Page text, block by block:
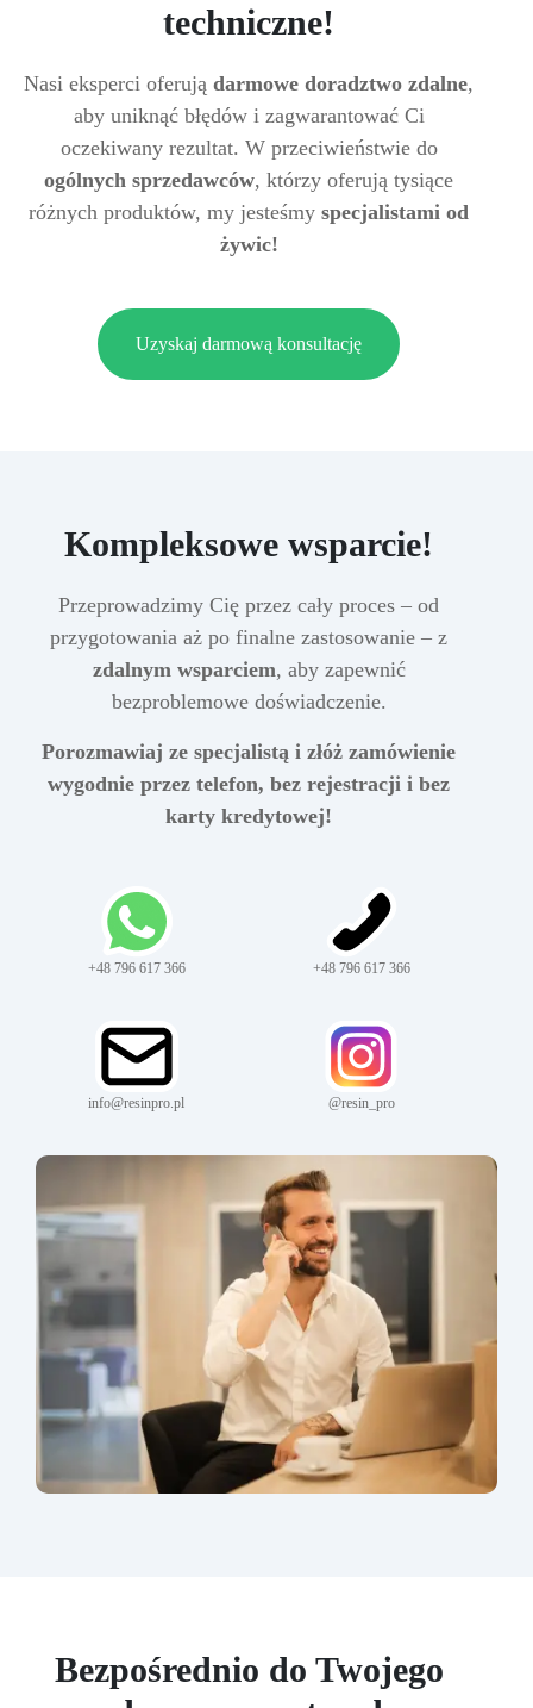
techniczne!
Nasi eksperci oferują darmowe doradztwo zdalne,
aby uniknąć błędów i zagwarantować Ci
oczekiwany rezultat. W przeciwieństwie do
ogólnych sprzedawców, którzy oferują tysiące
różnych produktów, my jesteśmy specjalistami od
żywic!
Uzyskaj darmową konsultację
Kompleksowe wsparcie!
Przeprowadzimy Cię przez cały proces – od
przygotowania aż po finalne zastosowanie – z
zdalnym wsparciem, aby zapewnić
bezproblemowe doświadczenie.
Porozmawiaj ze specjalistą i złóż zamówienie
wygodnie przez telefon, bez rejestracji i bez
karty kredytowej!
+48 796 617 366 +48 796 617 366
info@resinpro.pl @resin_pro
Bezpośrednio do Twojego